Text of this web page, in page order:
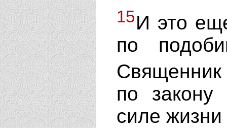
15И это
по
по закону
силе